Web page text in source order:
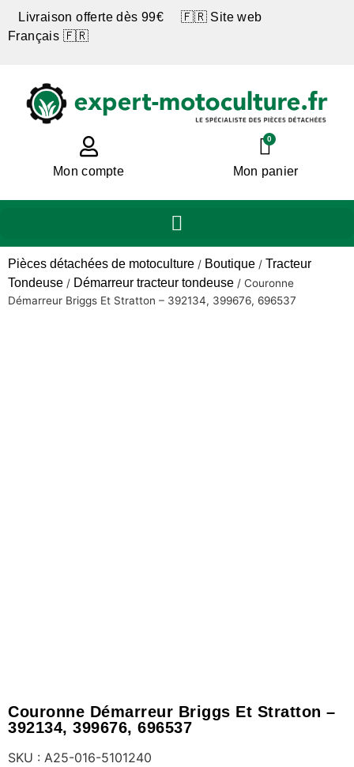
Livraison offerte dès 99€ 🇫🇷 Site web
Français 🇫🇷
Mon compte
0
Mon panier
Pièces détachées de motoculture / Boutique / Tracteur
Tondeuse / Démarreur tracteur tondeuse / Couronne
Démarreur Briggs Et Stratton – 392134, 399676, 696537
Couronne Démarreur Briggs Et Stratton –
392134, 399676, 696537
SKU : A25-016-5101240